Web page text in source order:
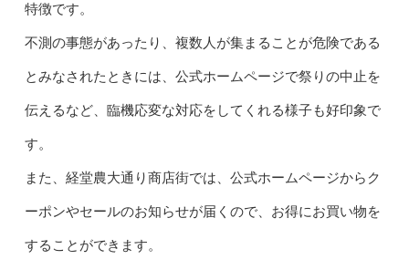
特徴です。
不測の事態があったり、複数人が集まることが危険である
とみなされたときには、公式ホームページで祭りの中止を
伝えるなど、臨機応変な対応をしてくれる様子も好印象で
す。
また、経堂農大通り商店街では、公式ホームページからク
ーポンやセールのお知らせが届くので、お得にお買い物を
することができます。